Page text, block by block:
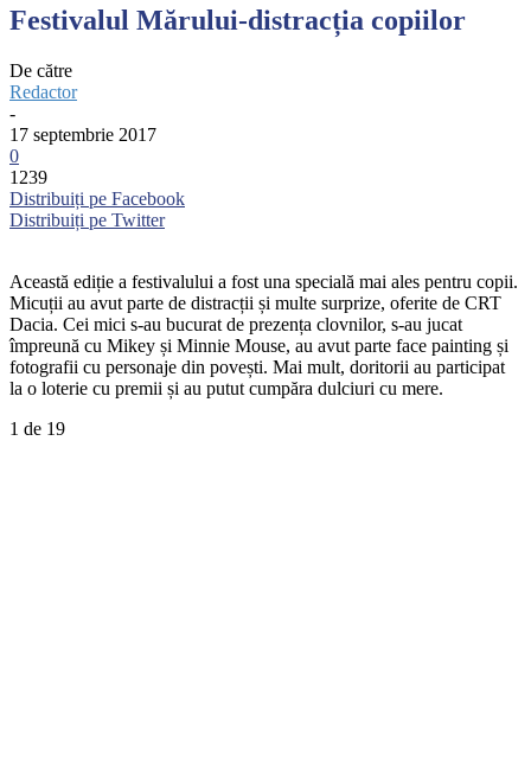
Festivalul Mărului-distracția copiilor
De către
Redactor
-
17 septembrie 2017
0
1239
Distribuiți pe Facebook
Distribuiți pe Twitter
Această ediție a festivalului a fost una specială mai ales pentru copii.
Micuții au avut parte de distracții și multe surprize, oferite de CRT
Dacia. Cei mici s-au bucurat de prezența clovnilor, s-au jucat
împreună cu Mikey și Minnie Mouse, au avut parte face painting și
fotografii cu personaje din povești. Mai mult, doritorii au participat
la o loterie cu premii și au putut cumpăra dulciuri cu mere.
1 de 19